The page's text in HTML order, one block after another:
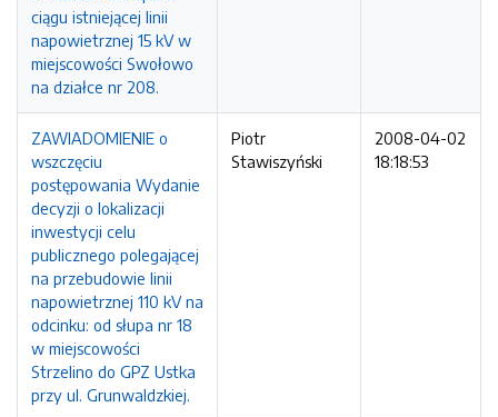
ciągu istniejącej linii
napowietrznej 15 kV w
miejscowości Swołowo
na działce nr 208.
ZAWIADOMIENIE o
wszczęciu
postępowania Wydanie
decyzji o lokalizacji
inwestycji celu
publicznego polegającej
na przebudowie linii
napowietrznej 110 kV na
odcinku: od słupa nr 18
w miejscowości
Strzelino do GPZ Ustka
przy ul. Grunwaldzkiej.
Piotr
Stawiszyński
2008-04-02
18:18:53